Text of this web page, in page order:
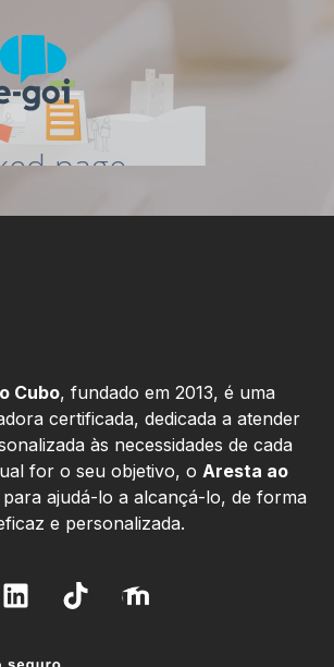
Cubo, fundado em 2013, é uma
certificada, dedicada a atender
às necessidades de cada
for o seu objetivo, o Aresta ao
para ajudá-lo a alcançá-lo, de forma
e personalizada.